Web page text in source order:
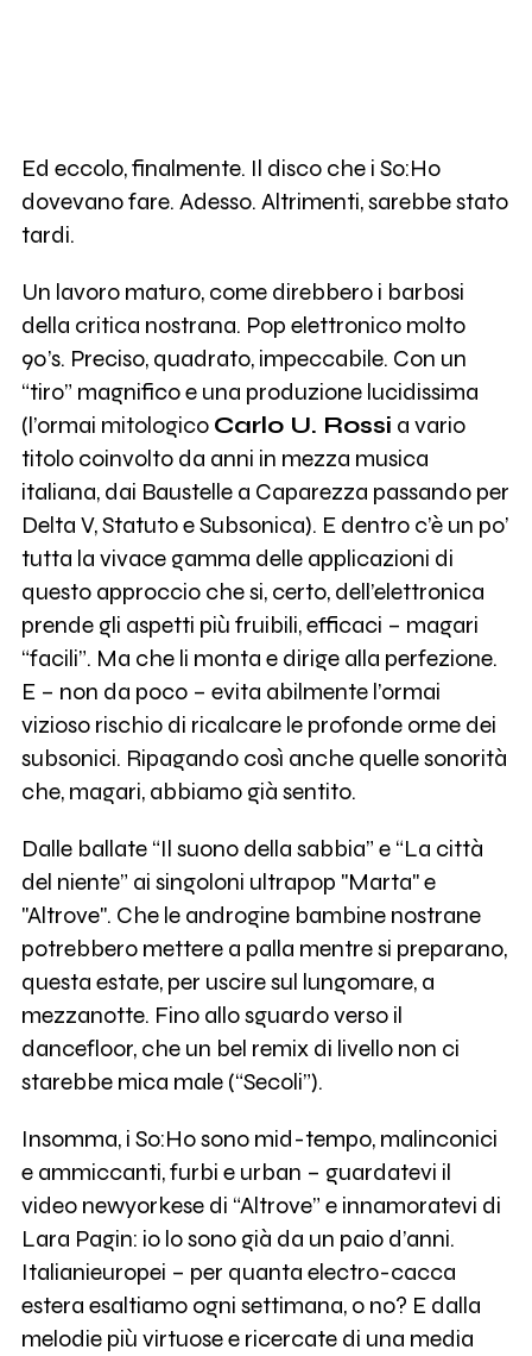
Ed eccolo, finalmente. Il disco che i So:Ho
dovevano fare. Adesso. Altrimenti, sarebbe stato
tardi.
Un lavoro maturo, come direbbero i barbosi
della critica nostrana. Pop elettronico molto
90’s. Preciso, quadrato, impeccabile. Con un
“tiro” magnifico e una produzione lucidissima
(l’ormai mitologico Carlo U. Rossi a vario
titolo coinvolto da anni in mezza musica
italiana, dai Baustelle a Caparezza passando per
Delta V, Statuto e Subsonica). E dentro c’è un po’
tutta la vivace gamma delle applicazioni di
questo approccio che si, certo, dell’elettronica
prende gli aspetti più fruibili, efficaci – magari
“facili”. Ma che li monta e dirige alla perfezione.
E – non da poco – evita abilmente l’ormai
vizioso rischio di ricalcare le profonde orme dei
subsonici. Ripagando così anche quelle sonorità
che, magari, abbiamo già sentito.
Dalle ballate “Il suono della sabbia” e “La città
del niente” ai singoloni ultrapop "Marta" e
"Altrove". Che le androgine bambine nostrane
potrebbero mettere a palla mentre si preparano,
questa estate, per uscire sul lungomare, a
mezzanotte. Fino allo sguardo verso il
dancefloor, che un bel remix di livello non ci
starebbe mica male (“Secoli”).
Insomma, i So:Ho sono mid-tempo, malinconici
e ammiccanti, furbi e urban – guardatevi il
video newyorkese di “Altrove” e innamoratevi di
Lara Pagin: io lo sono già da un paio d’anni.
Italianieuropei – per quanta electro-cacca
estera esaltiamo ogni settimana, o no? E dalla
melodie più virtuose e ricercate di una media